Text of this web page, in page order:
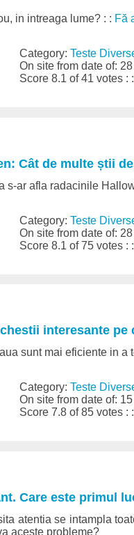
in intreaga lume? : : Fă
Category:Teste
On site from date of:
Score 8.1 of 41 votes :
Cât de multe știi
s-ar afla radacinile
Category:Teste
On site from date of:
Score 8.1 of 75 votes :
interesante pe
sunt mai eficiente in a
Category:Teste
On site from date of:
Score 7.8 of 85 votes :
Care este primul
atentia se intampla
aceste probleme?